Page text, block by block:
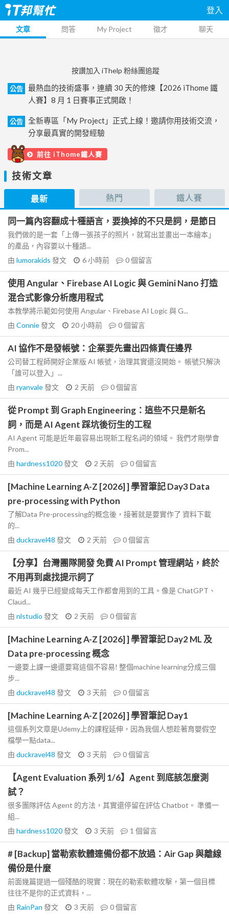
登入
文章 問答 My Project 徵才 聊天
按讚加入 iThelp 粉絲團追蹤
公告
最熱血的技術盛事，連續 30 天的修煉【2026 iThome 鐵
人賽】8 月 1 日賽事正式開啟！
公告
全新專區「My Project」正式上線！邀請你用技術交流，
分享最真實的開發經驗
前往 iThome鐵人賽
技術文章
最新 熱門 鐵人賽
同一篇內容翻成十種語言，要換掉的不只是詞，是節日
我們做的是一套「上傳一張孩子的照片，就寫出並畫出一本繪本」
的產品，內容要以十種語...
由 lumorakids 發文 6 小時前 0個留言
使用 Angular、Firebase AI Logic 與 Gemini Nano 打造
混合式影像分析應用程式
本教學將示範如何使用 Angular、Firebase AI Logic 與 G...
由 Connie發文 20 小時前 0個留言
AI 協作不是發帳號：企業要先畫出四條責任邊界
公司替工程師開好企業版 AI 帳號，治理其實還沒開始。 帳號只解決
「誰可以登入」...
由 ryanvale發文 2 天前 0個留言
從 Prompt 到 Graph Engineering：這些不只是新名
詞，而是 AI Agent 踩坑後衍生的工程
AI Agent 可能是近年最容易出現新工程名詞的領域。 我們才剛學會
Prom...
由 hardness1020發文 2 天前 0個留言
[Machine Learning A-Z [2026] ] 學習筆記 Day3 Data
pre-processing with Python
了解Data Pre-processing的概念後，接著就是要實作了 資料下載
的...
由 duckravel48 發文 2 天前 0個留言
【分享】台灣團隊開發 免費 AI Prompt 管理網站，終於
不用再到處找提示詞了
最近 AI 幾乎已經變成每天工作都會用到的工具。像是 ChatGPT、
Claud...
由 nlstudio 發文 2 天前 0個留言
[Machine Learning A-Z [2026] ] 學習筆記 Day2 ML 及
Data pre-processing 概念
一邊要上課一邊還要寫這個不容易! 整個machine learning分成三個
步...
由 duckravel48 發文 3 天前 0個留言
[Machine Learning A-Z [2026] ] 學習筆記 Day1
這個系列文章是Udemy上的課程延伸，因為我個人想趁著育嬰假空
檔學一點data...
由 duckravel48 發文 3 天前 0個留言
【Agent Evaluation 系列 1/6】Agent 到底該怎麼測
試？
很多團隊評估 Agent 的方法，其實還停留在評估 Chatbot。 準備一
組...
由 hardness1020發文 3 天前 1 個留言
# [Backup] 當勒索軟體連備份都不放過：Air Gap 與離線
備份是什麼
前面幾篇提過一個殘酷的現實：現在的勒索軟體攻擊，第一個目標
往往不是你的正式資料，...
由 RainPan 發文 3 天前 0個留言